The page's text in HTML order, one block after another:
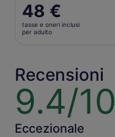
Il
prezzo
è
adulto
48 €
tasse e oneri inclusi
per adulto
Recensioni
9.4/10
9.4
su
10
Eccezionale